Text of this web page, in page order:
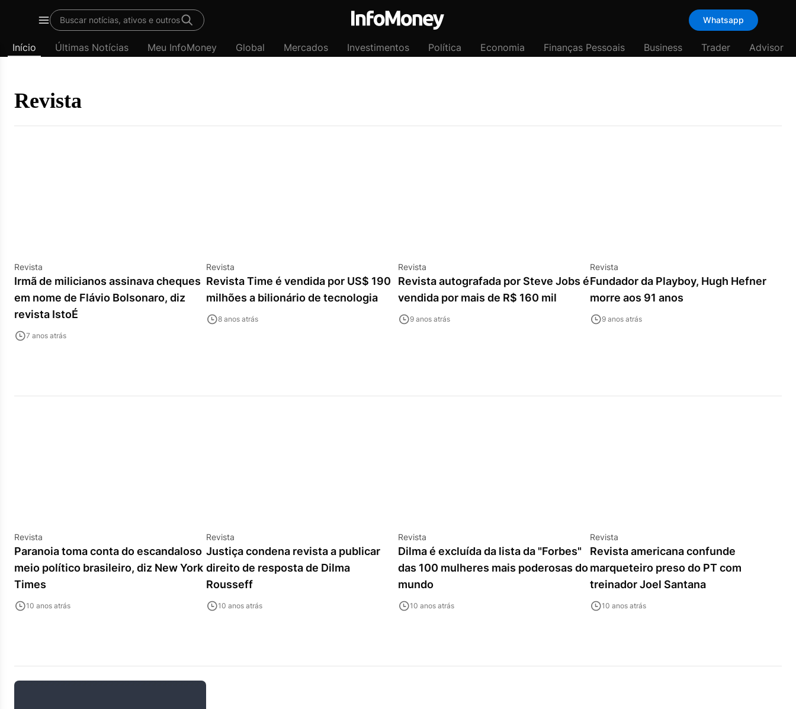
Últimas
InfoMoney
Menu
Buscar notícias, ativos e outros Whatsapp
Início Últimas Notícias Meu InfoMoney Global Mercados Investimentos Política Economia Finanças Pessoais Business Trader Advisor
Revista
Revista
Irmã de milicianos assinava cheques
em nome de Flávio Bolsonaro, diz
revista IstoÉ
7 anos atrás
Revista
Revista Time é vendida por US$ 190
milhões a bilionário de tecnologia
8 anos atrás
Revista
Revista autografada por Steve Jobs é
vendida por mais de R$ 160 mil
9 anos atrás
Revista
Fundador da Playboy, Hugh Hefner
morre aos 91 anos
9 anos atrás
Revista
Paranoia toma conta do escandaloso
meio político brasileiro, diz New York
Times
10 anos atrás
Revista
Justiça condena revista a publicar
direito de resposta de Dilma
Rousseff
10 anos atrás
Revista
Dilma é excluída da lista da "Forbes"
das 100 mulheres mais poderosas do
mundo
10 anos atrás
Revista
Revista americana confunde
marqueteiro preso do PT com
treinador Joel Santana
10 anos atrás